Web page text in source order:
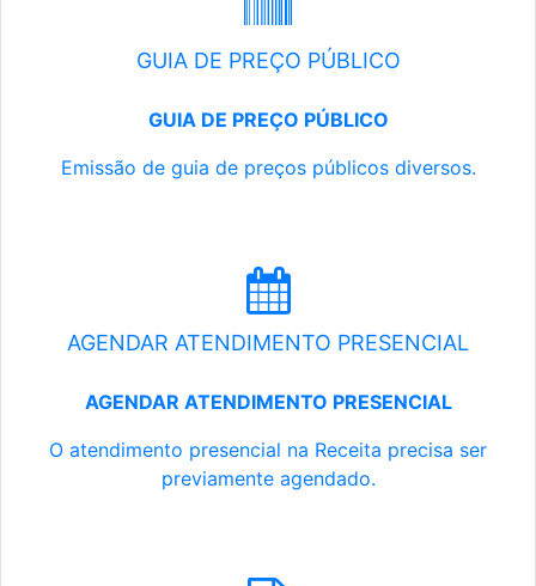
GUIA DE PREÇO PÚBLICO
GUIA DE PREÇO PÚBLICO
Emissão de guia de preços públicos diversos.
AGENDAR ATENDIMENTO PRESENCIAL
AGENDAR ATENDIMENTO PRESENCIAL
O atendimento presencial na Receita precisa ser
previamente agendado.